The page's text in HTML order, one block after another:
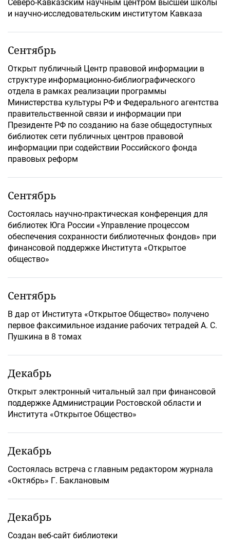
Северо-Кавказским научным центром высшей школы
и научно-исследовательским институтом Кавказа
Сентябрь
Открыт публичный Центр правовой информации в
структуре информационно-библиографического
отдела в рамках реализации программы
Министерства культуры РФ и Федерального агентства
правительственной связи и информации при
Президенте РФ по созданию на базе общедоступных
библиотек сети публичных центров правовой
информации при содействии Российского фонда
правовых реформ
Сентябрь
Состоялась научно-практическая конференция для
библиотек Юга России «Управление процессом
обеспечения сохранности библиотечных фондов» при
финансовой поддержке Института «Открытое
общество»
Сентябрь
В дар от Института «Открытое Общество» получено
первое факсимильное издание рабочих тетрадей А. С.
Пушкина в 8 томах
Декабрь
Открыт электронный читальный зал при финансовой
поддержке Администрации Ростовской области и
Института «Открытое Общество»
Декабрь
Состоялась встреча с главным редактором журнала
«Октябрь» Г. Баклановым
Декабрь
Создан веб-сайт библиотеки